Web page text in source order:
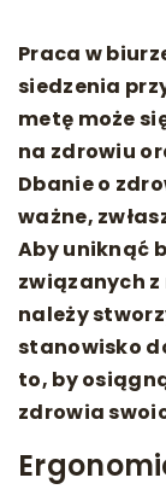
Praca w
siedzenia
metę może
na zdrowiu
Dbanie o
ważne,
Aby uniknąć
związanych
należy
stanowisko
to, by
zdrowia